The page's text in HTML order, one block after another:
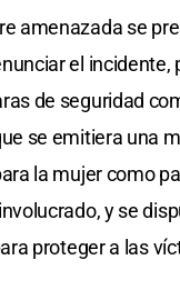
amenazada se
el incidente,
de seguridad
se emitiera una
la mujer como
y se
proteger a las